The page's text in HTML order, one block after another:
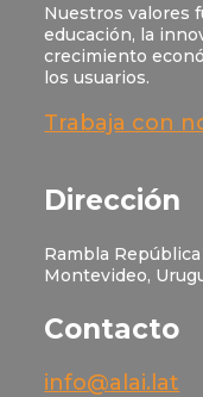
Nuestros valores
educación, la
crecimiento
los usuarios.
Trabaja con
Dirección
Rambla República
Montevideo,
Contacto
info@alai.lat